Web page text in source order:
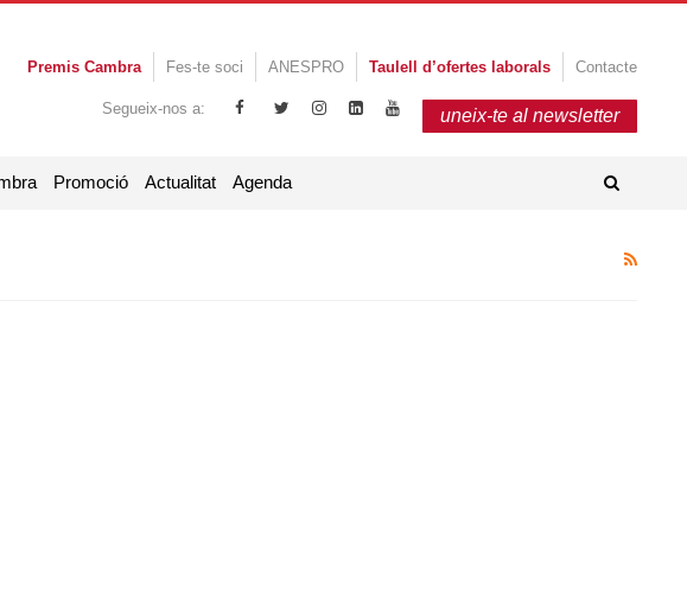
Premis Cambra Fes-te soci ANESPRO Taulell d’ofertes laborals Contacte
Segueix-nos a: uneix-te al newsletter
Promoció Actualitat Agenda